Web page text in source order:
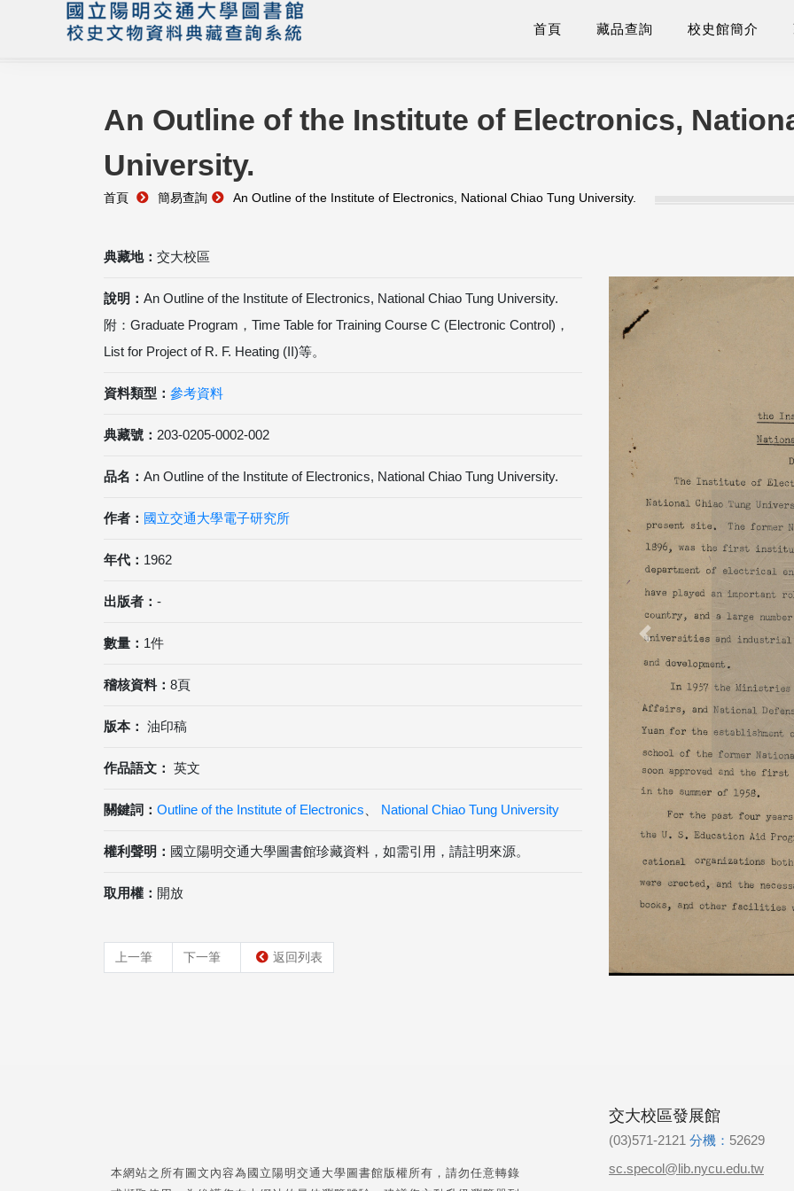
首頁 藏品查詢 校史館簡介
An Outline of the Institute of Electronics,
University.
首頁 簡易查詢 An Outline of the Institute of Electronics, National Chiao Tung University.
典藏地： 交大校區
說明： An Outline of the Institute of Electronics, National Chiao Tung University.
附：Graduate Program，Time Table for Training Course C (Electronic Control)，
List for Project of R. F. Heating (II)等。
資料類型： 參考資料
典藏號： 203-0205-0002-002
品名： An Outline of the Institute of Electronics, National Chiao Tung University.
作者： 國立交通大學電子研究所
年代： 1962
出版者： -
數量： 1件
稽核資料： 8頁
版本： 油印稿
作品語文： 英文
關鍵詞： Outline of the Institute of Electronics National Chiao Tung University
權利聲明： 國立陽明交通大學圖書館珍藏資料，如需引用，請註明來源。
取用權： 開放
上一筆 下一筆 返回列表
Previous
本網站之所有圖文內容為國立陽明交通大學圖書館版權所有，請勿任意轉錄
交大校區發展館
(03)571-2121 分機： 52629
sc.specol@lib.nycu.edu.tw